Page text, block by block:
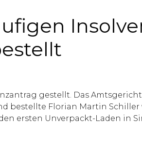
gestellt. Das
bestellte Florian Martin Schiller
ersten Unverpackt-Laden in